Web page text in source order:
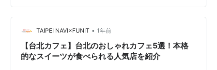
～午後８時 🚇 アクセス：MRT東門駅または古亭駅から徒
歩圏内👇各お店の住所と営業時間はこちら 下の…
TAIPEI NAVI×FUNIT • 1年前
【台北カフェ】台北のおしゃれカフェ5選！本格
的なスイーツが食べられる人気店を紹介